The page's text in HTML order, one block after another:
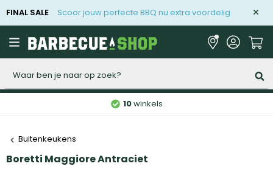
FINAL SALE Scoor jouw perfecte BBQ nu extra voordelig
10winkels
Buitenkeukens
Boretti Maggiore Antraciet